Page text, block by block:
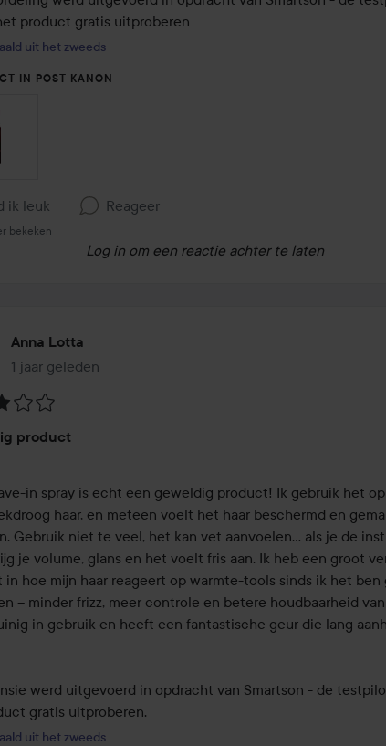
product gratis uitproberen
uit het zweeds
IN POST KANON
ik leuk Reageer
bekeken
Log in om een reactie achter te laten
Anna Lotta
1 jaar geleden
Het bericht is gemaakt 1 jaar geleden
product
in spray is echt een geweldig product! Ik gebruik het op
haar, en meteen voelt het haar beschermd en
Gebruik niet te veel, het kan vet aanvoelen... als je de
je volume, glans en het voelt fris aan. Ik heb een groot
in hoe mijn haar reageert op warmte-tools sinds ik het ben
– minder frizz, meer controle en betere houdbaarheid
in gebruik en heeft een fantastische geur die lang
werd uitgevoerd in opdracht van Smartson - de
gratis uitproberen.
uit het zweeds